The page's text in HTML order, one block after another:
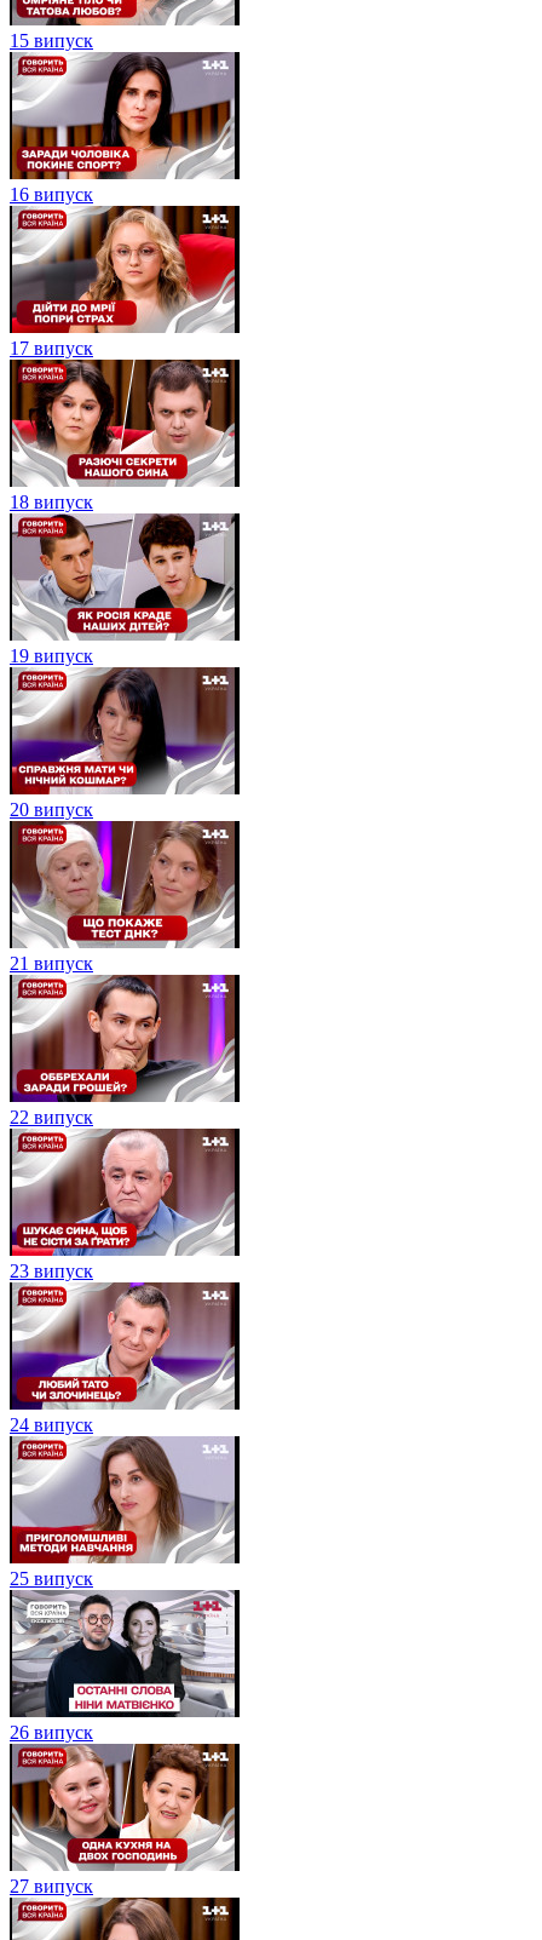
15 випуск
16 випуск
17 випуск
18 випуск
19 випуск
20 випуск
21 випуск
22 випуск
23 випуск
24 випуск
25 випуск
26 випуск
27 випуск